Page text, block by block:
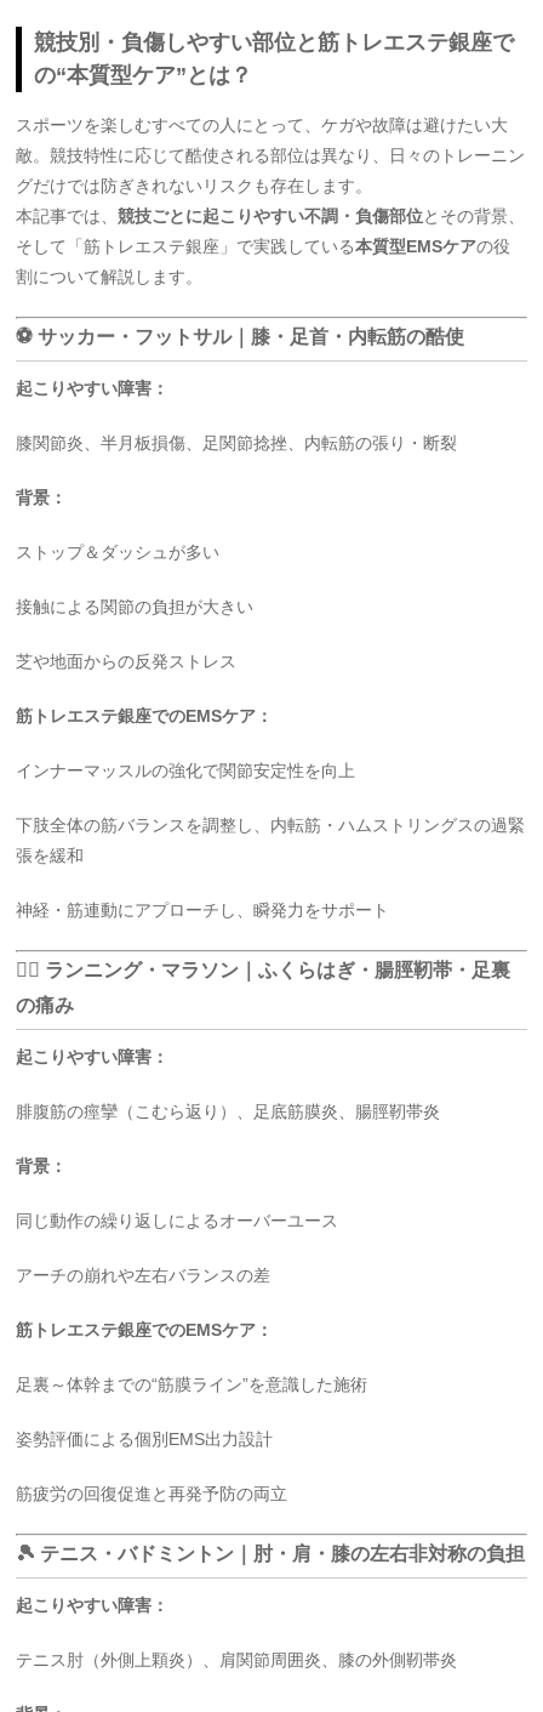
競技別・負傷しやすい部位と筋トレエステ銀座で
の“本質型ケア”とは？
スポーツを楽しむすべての人にとって、ケガや故障は避けたい大
敵。競技特性に応じて酷使される部位は異なり、日々のトレーニン
グだけでは防ぎきれないリスクも存在します。
本記事では、競技ごとに起こりやすい不調・負傷部位とその背景、
そして「筋トレエステ銀座」で実践している本質型EMSケアの役
割について解説します。
⚽ サッカー・フットサル｜膝・足首・内転筋の酷使
起こりやすい障害：
膝関節炎、半月板損傷、足関節捻挫、内転筋の張り・断裂
背景：
ストップ＆ダッシュが多い
接触による関節の負担が大きい
芝や地面からの反発ストレス
筋トレエステ銀座でのEMSケア：
インナーマッスルの強化で関節安定性を向上
下肢全体の筋バランスを調整し、内転筋・ハムストリングスの過緊
張を緩和
神経・筋連動にアプローチし、瞬発力をサポート
🏃‍♂️ ランニング・マラソン｜ふくらはぎ・腸脛靭帯・足裏
の痛み
起こりやすい障害：
腓腹筋の痙攣（こむら返り）、足底筋膜炎、腸脛靭帯炎
背景：
同じ動作の繰り返しによるオーバーユース
アーチの崩れや左右バランスの差
筋トレエステ銀座でのEMSケア：
足裏～体幹までの“筋膜ライン”を意識した施術
姿勢評価による個別EMS出力設計
筋疲労の回復促進と再発予防の両立
🎾 テニス・バドミントン｜肘・肩・膝の左右非対称の負担
起こりやすい障害：
テニス肘（外側上顆炎）、肩関節周囲炎、膝の外側靭帯炎